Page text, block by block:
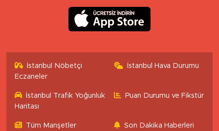
İstanbul Nöbetçi
Eczaneler
İstanbul Hava Durumu
İstanbul Trafik Yoğunluk
Haritası
Puan Durumu ve Fikstür
Tüm Manşetler Son Dakika Haberleri